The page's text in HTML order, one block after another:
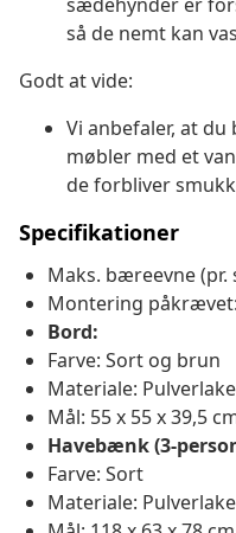
så de nemt kan
Godt at vide:
Vi anbefaler, at
møbler med et
de forbliver
Specifikationer
Maks. bæreevne (pr.
Montering påkrævet:
Bord:
Farve: Sort og brun
Materiale:
Mål: 55 x 55 x 39,5
Havebænk (3-
Farve: Sort
Materiale: